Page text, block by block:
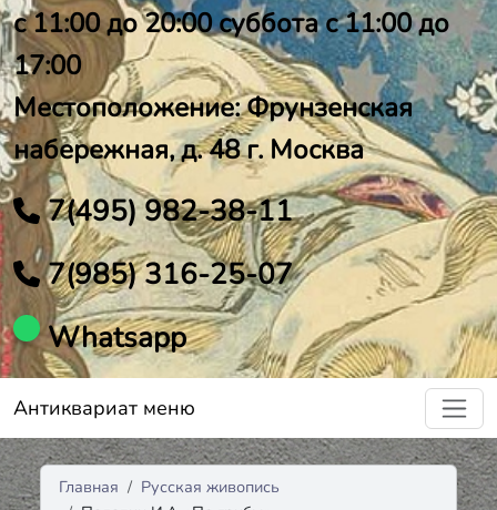
с 11:00 до 20:00 суббота с 11:00 до
17:00
Местоположение: Фрунзенская
набережная, д. 48 г. Москва
7(495) 982-38-11
7(985) 316-25-07
Whatsapp
Антиквариат меню
Главная
Русская живопись